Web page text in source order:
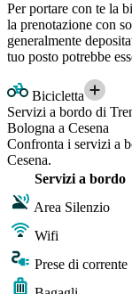
Per portare con te la
la prenotazione con
generalmente
tuo posto potrebbe
Bicicletta
Servizi a bordo di
Bologna a Cesena
Confronta i servizi a
Cesena.
Servizi a bordo
Area Silenzio
Wifi
Prese di corrente